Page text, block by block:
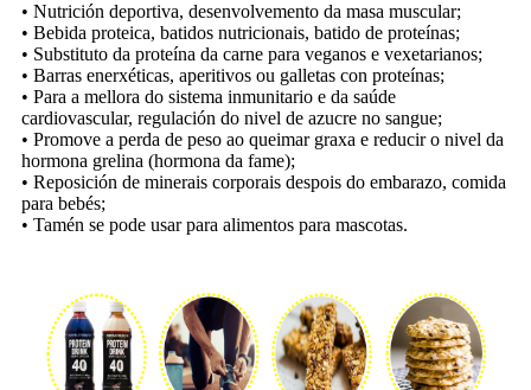
• Nutrición deportiva, desenvolvemento da masa muscular;
• Bebida proteica, batidos nutricionais, batido de proteínas;
• Substituto da proteína da carne para veganos e vexetarianos;
• Barras enerxéticas, aperitivos ou galletas con proteínas;
• Para a mellora do sistema inmunitario e da saúde
cardiovascular, regulación do nivel de azucre no sangue;
• Promove a perda de peso ao queimar graxa e reducir o nivel da
hormona grelina (hormona da fame);
• Reposición de minerais corporais despois do embarazo, comida
para bebés;
• Tamén se pode usar para alimentos para mascotas.